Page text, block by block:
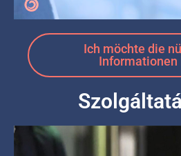
Ich möchte die
Informationen